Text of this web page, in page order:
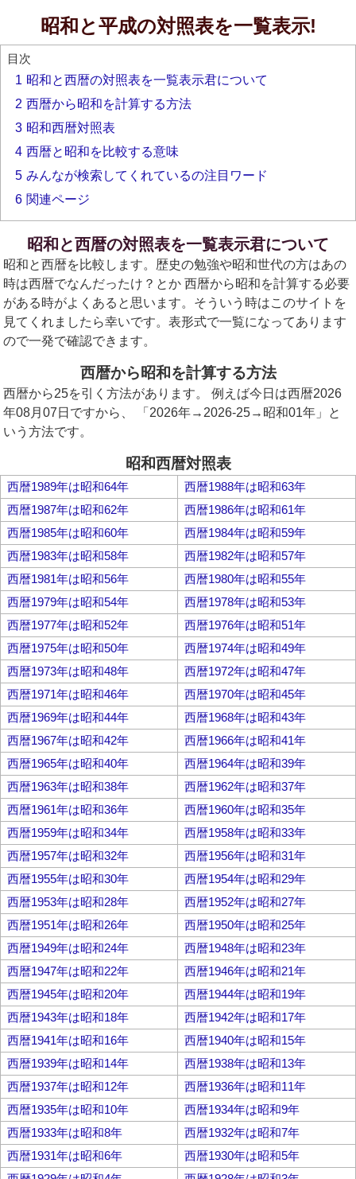
昭和と平成の対照表を一覧表示!
目次
1 昭和と西暦の対照表を一覧表示君について
2 西暦から昭和を計算する方法
3 昭和西暦対照表
4 西暦と昭和を比較する意味
5 みんなが検索してくれているの注目ワード
6 関連ページ
昭和と西暦の対照表を一覧表示君について
昭和と西暦を比較します。歴史の勉強や昭和世代の方はあの
時は西暦でなんだったけ？とか 西暦から昭和を計算する必要
がある時がよくあると思います。そういう時はこのサイトを
見てくれましたら幸いです。表形式で一覧になってあります
ので一発で確認できます。
西暦から昭和を計算する方法
西暦から25を引く方法があります。 例えば今日は西暦2026
年08月07日ですから、 「2026年→2026-25→昭和01年」と
いう方法です。
昭和西暦対照表
西暦1989年は昭和64年
西暦1988年は昭和63年
西暦1987年は昭和62年
西暦1986年は昭和61年
西暦1985年は昭和60年
西暦1984年は昭和59年
西暦1983年は昭和58年
西暦1982年は昭和57年
西暦1981年は昭和56年
西暦1980年は昭和55年
西暦1979年は昭和54年
西暦1978年は昭和53年
西暦1977年は昭和52年
西暦1976年は昭和51年
西暦1975年は昭和50年
西暦1974年は昭和49年
西暦1973年は昭和48年
西暦1972年は昭和47年
西暦1971年は昭和46年
西暦1970年は昭和45年
西暦1969年は昭和44年
西暦1968年は昭和43年
西暦1967年は昭和42年
西暦1966年は昭和41年
西暦1965年は昭和40年
西暦1964年は昭和39年
西暦1963年は昭和38年
西暦1962年は昭和37年
西暦1961年は昭和36年
西暦1960年は昭和35年
西暦1959年は昭和34年
西暦1958年は昭和33年
西暦1957年は昭和32年
西暦1956年は昭和31年
西暦1955年は昭和30年
西暦1954年は昭和29年
西暦1953年は昭和28年
西暦1952年は昭和27年
西暦1951年は昭和26年
西暦1950年は昭和25年
西暦1949年は昭和24年
西暦1948年は昭和23年
西暦1947年は昭和22年
西暦1946年は昭和21年
西暦1945年は昭和20年
西暦1944年は昭和19年
西暦1943年は昭和18年
西暦1942年は昭和17年
西暦1941年は昭和16年
西暦1940年は昭和15年
西暦1939年は昭和14年
西暦1938年は昭和13年
西暦1937年は昭和12年
西暦1936年は昭和11年
西暦1935年は昭和10年
西暦1934年は昭和9年
西暦1933年は昭和8年
西暦1932年は昭和7年
西暦1931年は昭和6年
西暦1930年は昭和5年